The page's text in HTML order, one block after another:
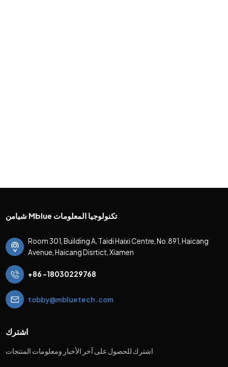
شيامن Mblue تكنولوجيا المعلومات
Room 301, Building A, Taidi Haixi Centre, No.891, Haicang
Avenue, Haicang Disrtict, Xiamen
+86 -18030229768
tobby@mbluetech.com
اشترك
اشترك للحصول على آخر الأخبار ومعلومات المنتجات